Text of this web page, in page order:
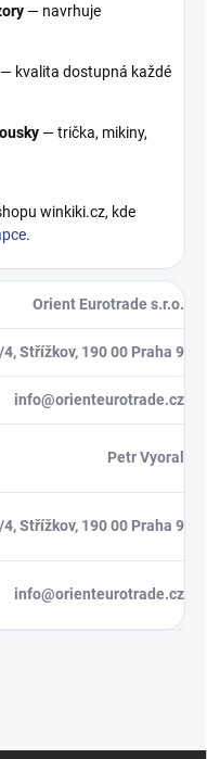
— navrhuje
— kvalita dostupná každé
— trička, mikiny,
winkiki.cz, kde
.
Orient Eurotrade s.r.o.
Střížkov, 190 00 Praha 9
info@orienteurotrade.cz
Petr Vyoral
Střížkov, 190 00 Praha 9
info@orienteurotrade.cz